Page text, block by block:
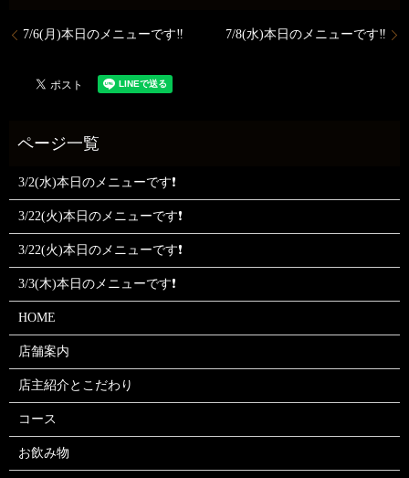
7/6(月)本日のメニューです‼️ 7/8(水)本日のメニューです‼️
3/2(水)本日のメニューです❗
3/22(火)本日のメニューです❗
3/22(火)本日のメニューです❗
3/3(木)本日のメニューです❗
HOME
店舗案内
店主紹介とこだわり
コース
お飲み物